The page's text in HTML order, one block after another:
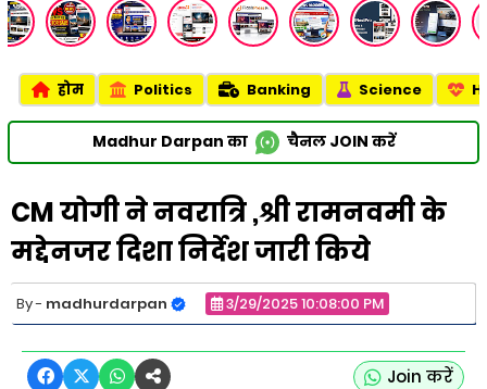
होम Politics Banking Science
Madhur Darpan का चैनल JOIN करें
CM योगी ने नवरात्रि ,श्री रामनवमी के
मद्देनजर दिशा निर्देश जारी किये
madhurdarpan 3/29/2025 10:08:00 PM
Join करें